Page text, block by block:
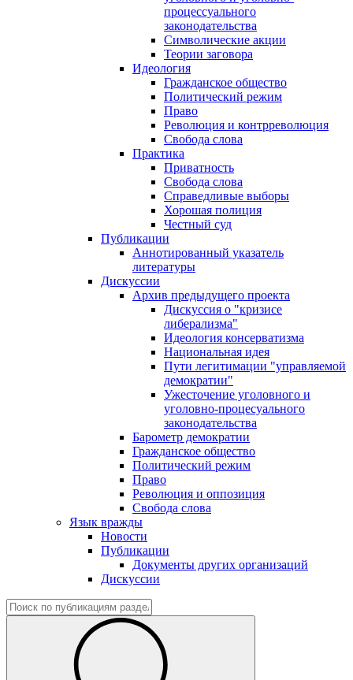
процессуального
законодательства
Символические акции
Теории заговора
Идеология
Гражданское общество
Политический режим
Право
Революция и контрреволюция
Свобода слова
Практика
Приватность
Свобода слова
Справедливые выборы
Хорошая полиция
Честный суд
Публикации
Аннотированный указатель
литературы
Дискуссии
Архив предыдущего проекта
Дискуссия о "кризисе
либерализма"
Идеология консерватизма
Национальная идея
Пути легитимации "управляемой
демократии"
Ужесточение уголовного и
уголовно-процесуального
законодательства
Барометр демократии
Гражданское общество
Политический режим
Право
Революция и оппозиция
Свобода слова
Язык вражды
Новости
Публикации
Документы других организаций
Дискуссии